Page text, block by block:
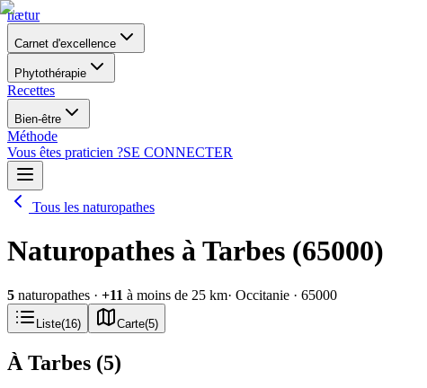
nætur
Carnet d'excellence
Phytothérapie
Recettes
Bien-être
Méthode
Vous êtes praticien ?SE CONNECTER
Tous les naturopathes
Naturopathes à Tarbes (65000)
5 naturopathes · +11 à moins de 25 km· Occitanie · 65000
Liste(16) Carte(5)
À Tarbes (5)